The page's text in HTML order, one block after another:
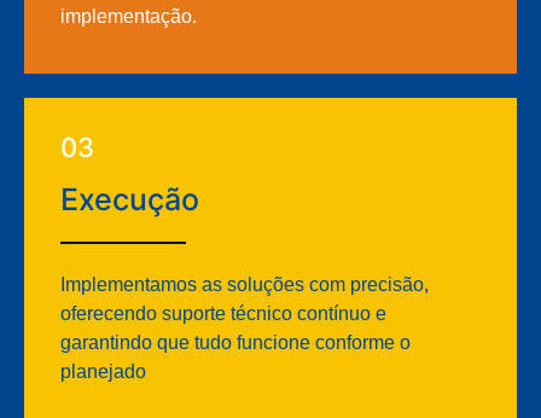
implementação.
03
Execução
Implementamos as soluções com precisão,
oferecendo suporte técnico contínuo e
garantindo que tudo funcione conforme o
planejado